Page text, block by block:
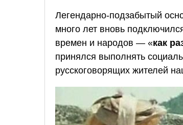
Легендарно-подзабытый
много лет вновь
времен и народов — «как
принялся выполнять
русскоговорящих жителей